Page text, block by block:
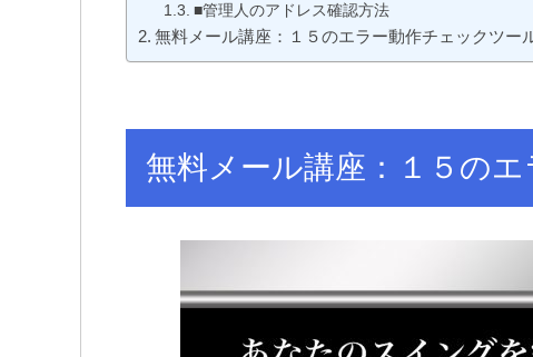
■管理人のアドレス確認方法
無料メール講座：１５のエラー動作チェックツー
無料メール講座：１５の